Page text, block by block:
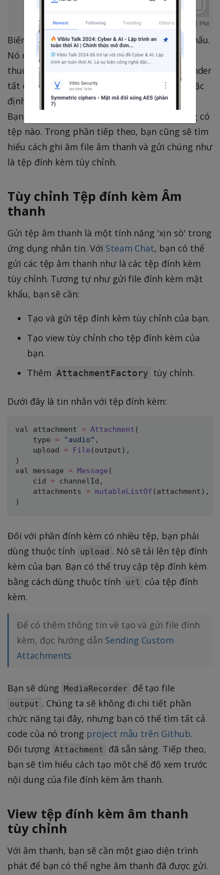
Biến showPassword ẩn/hiện nội dung mật khẩu.
Nó cũng hiển thị icon ẩn/hiện thay đổi phụ
thuộc vào cái gì được hiện ra. View này sẽ render
tất cả tệp đính kèm với
mật khẩu là mặc
định.
Bạn đã hiểu cách gửi tệp đính kèm mà không có
tệp nào. Trong phần tiếp theo, bạn cũng sẽ tìm
hiểu cách ghi âm file âm thanh và gửi chúng như
là tệp đính kèm tùy chỉnh.
Tùy chỉnh Tệp đính kèm Âm
thanh
Gửi tệp âm thanh là một tính năng 'xịn sò' trong
ứng dụng nhắn tin. Với Steam Chat, bạn có thể
gửi các tệp âm thanh như là các tệp đính kèm
tùy chỉnh. Tương tự như gửi file đính kèm mật
khẩu, bạn sẽ cần:
Tạo và gửi tệp đính kèm tùy chỉnh của bạn.
Tạo view tùy chỉnh cho tệp đính kèm của
bạn.
Thêm AttachmentFactory tùy chỉnh.
Dưới đây là tin nhắn với tệp đính kèm:
val attachment = Attachment (
    type
= "audio" ,
    upload
= File ( output ) ,
)
val message = Message (
    cid
= channelId ,
    attachments
= mutableListOf ( attachment ) ,
)
Đối với phần đính kèm có nhiều tệp, bạn phải
dùng thuộc tính
upload . Nó sẽ tải lên tệp đính
kèm của bạn. Bạn có thể truy cập tệp đính kèm
bằng cách dùng thuộc tính
url
của tệp đính
kèm.
Để có thêm thông tin về tạo và gửi file đính
kèm, đọc hướng dẫn Sending Custom
Attachments.
Bạn sẽ dùng MediaRecorder để tạo file
output . Chúng ta sẽ không đi chi tiết phần
chức năng tại đây, nhưng bạn có thể tìm tất cả
code của nó trong project mẫu trên Github.
Đối tượng Attachment
đã sẵn sàng. Tiếp theo,
bạn sẽ tìm hiểu cách tạo một chế độ xem trước
nội dung của file đính kèm âm thanh.
View tệp đính kèm âm thanh
tùy chỉnh
Với âm thanh, bạn sẽ cần một giao diện trình
phát để bạn có thể nghe âm thanh đã được gửi.